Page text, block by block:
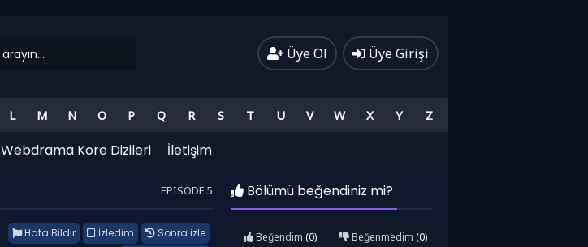
Üye Ol Üye Girişi
L M N O P Q R S T U V W X Y Z
Webdrama Kore Dizileri İletişim
EPISODE 5
Sonra izle
İzledim
Hata Bildir
Bölümü beğendiniz mi?
Beğendim (0) Beğenmedim (0)